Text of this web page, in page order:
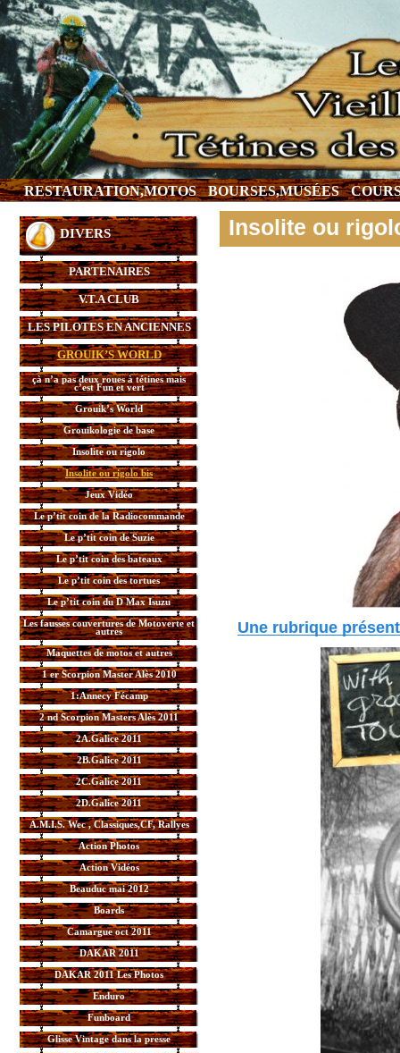
RESTAURATION,MOTOS BOURSES,MUSÉES
DIVERS
PARTENAIRES
V.T.A CLUB
LES PILOTES EN ANCIENNES
GROUIK’S WORLD
çà n’a pas deux roues à tétines mais
c’est Fun et vert
Grouik’s World
Grouikologie de base
Insolite ou rigolo
Insolite ou rigolo bis
Jeux Vidéo
Le p’tit coin de la Radiocommande
Le p’tit coin de Suzie
Le p’tit coin des bateaux
Le p’tit coin des tortues
Le p’tit coin du D Max Isuzu
Les fausses couvertures de Motoverte et
autres
Maquettes de motos et autres
1 er Scorpion Master Alès 2010
1:Annecy Fécamp
2 nd Scorpion Masters Alès 2011
2A.Galice 2011
2B.Galice 2011
2C.Galice 2011
2D.Galice 2011
A.M.I.S. Wec , Classiques,CF, Rallyes
Action Photos
Action Vidéos
Beauduc mai 2012
Boards
Camargue oct 2011
DAKAR 2011
DAKAR 2011 Les Photos
Enduro
Funboard
Glisse Vintage dans la presse
Insolite ou
Une rubrique